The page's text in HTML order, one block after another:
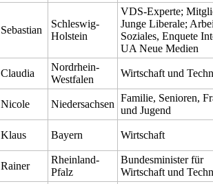
Sebastian
Schleswig-
Holstein
VDS-Experte;
Junge Liberale;
Soziales, Enquete
UA Neue Medien
Claudia
Nordrhein-
Westfalen
Wirtschaft und
Nicole Niedersachsen
Familie, Senioren,
und Jugend
Klaus Bayern Wirtschaft
Rainer
Rheinland-
Pfalz
Bundesminister für
Wirtschaft und